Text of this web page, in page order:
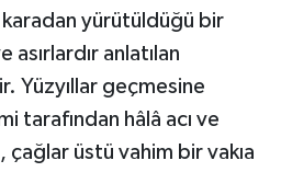
yürütüldüğü bir
asırlardır anlatılan
Yüzyıllar geçmesine
tarafından hâlâ acı ve
çağlar üstü vahim bir vakıa